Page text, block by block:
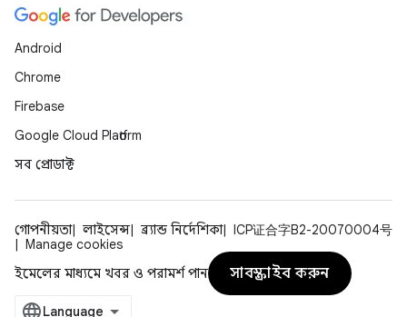
Android
Chrome
Firebase
Google Cloud Platform
সব প্রোডাক্ট
গোপনীয়তা লাইসেন্স ব্র্যান্ড নির্দেশিকা
ICP证合字B2-20070004号
Manage cookies
ইমেলের মাধ্যমে খবর ও পরামর্শ পান
সাবস্ক্রাইব করুন